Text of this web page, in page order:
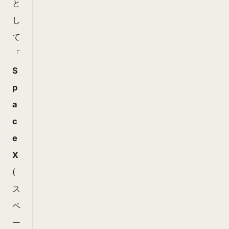
と
し
て
「
S
p
a
c
e
X
(
ス
ペ
ー